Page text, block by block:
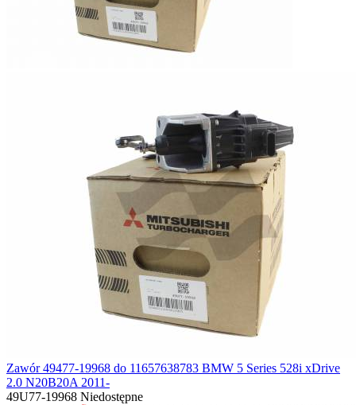
Zawór 49477-19968 do 11657638783 BMW 5 Series 528i xDrive
2.0 N20B20A 2011-
49U77-19968 Niedostępne